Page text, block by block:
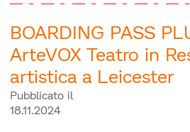
BOARDING PASS
ArteVOX Teatro in
artistica a Leicester
Pubblicato il
18.11.2024